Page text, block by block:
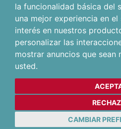
la funcionalidad básica del
una mejor experiencia en
interés en nuestros
personalizar las
mostrar anuncios que sean
usted.
CAMBIAR